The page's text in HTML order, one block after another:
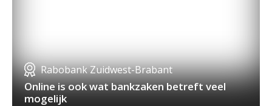
Rabobank Zuidwest-Brabant
Online is ook wat bankzaken betreft veel
mogelijk